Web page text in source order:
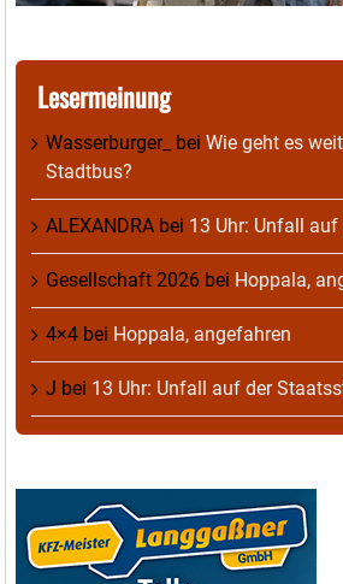
Lesermeinung
Wasserburger_ bei Wie geht es
Stadtbus?
ALEXANDRA bei 13 Uhr: Unfall
Gesellschaft 2026 bei Hoppala,
4×4 bei Hoppala, angefahren
J bei 13 Uhr: Unfall auf der